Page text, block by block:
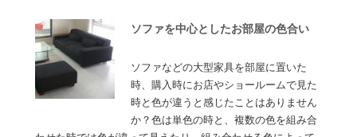
ソファを中心としたお部屋の色合い
ソファなどの大型家具を部屋に置いた
時、購入時にお店やショールームで見た
時と色が違うと感じたことはありません
か？色は単色の時と、複数の色を組み合